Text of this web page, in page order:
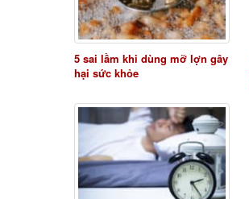
5 sai lầm khi dùng mỡ lợn gây
hại sức khỏe